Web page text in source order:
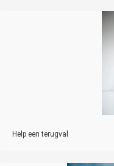
Help een terugval